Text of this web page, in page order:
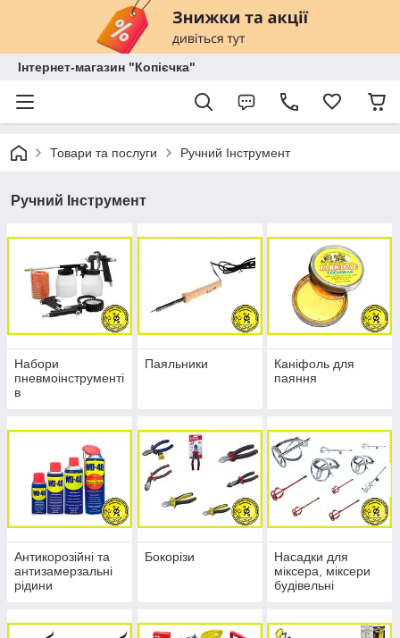
Інтернет-магазин "Копієчка"
Товари та послуги Ручний Інструмент
Ручний Інструмент
Набори
пневмоінструменті
в
Паяльники
Каніфоль для
паяння
Антикорозійні та
антизамерзальні
рідини
Бокорізи
Насадки для
міксера, міксери
будівельні